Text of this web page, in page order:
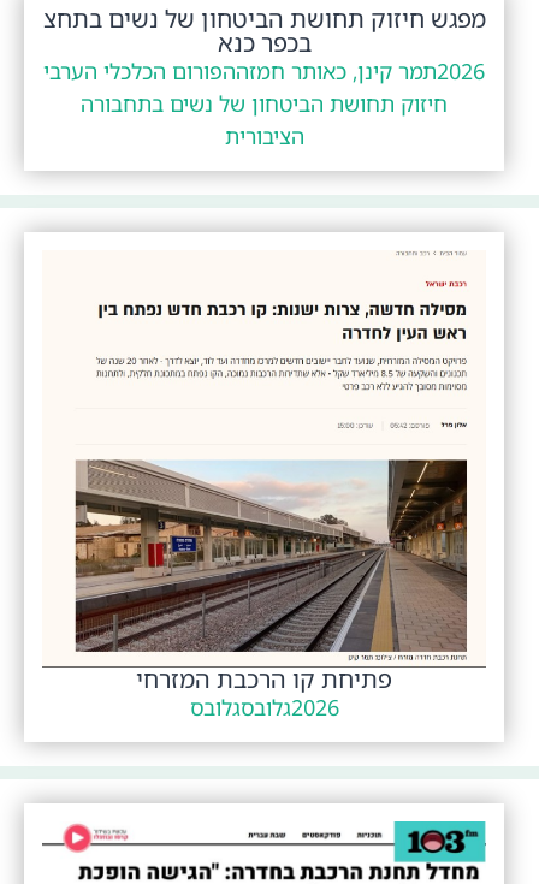
מפגש חיזוק תחושת הביטחון של נשים בתחצ
בכפר כנא
2026תמר קינן, כאותר חמזההפורום הכלכלי הערבי
חיזוק תחושת הביטחון של נשים בתחבורה
הציבורית
פתיחת קו הרכבת המזרחי
2026גלובסגלובס